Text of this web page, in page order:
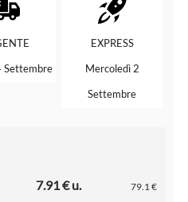
Settembre
EXPRESS
Mercoledì 2
Settembre
7.91 € u. 79.1 €